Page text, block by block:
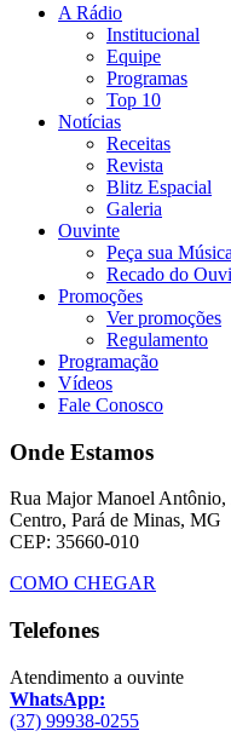
A Rádio
Institucional
Equipe
Programas
Top 10
Notícias
Receitas
Revista
Blitz Espacial
Galeria
Ouvinte
Peça sua Música
Recado do
Promoções
Ver promoções
Regulamento
Programação
Vídeos
Fale Conosco
Onde Estamos
Rua Major Manoel Antônio,
Centro, Pará de Minas, MG
CEP: 35660-010
COMO CHEGAR
Telefones
Atendimento a ouvinte
WhatsApp:
(37) 99938-0255